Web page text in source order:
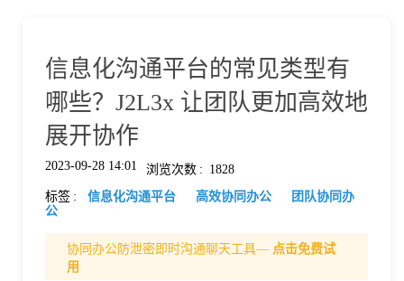
价
信息化沟通平台的常见类型有
哪些？J2L3x 让团队更加高效地
展开协作
2023-09-28 14:01 浏览次数 : 1828
标签 : 信息化沟通平台 高效协同办公
团队协同办
公
协同办公防泄密即时沟通聊天工具— 点击免费试
用